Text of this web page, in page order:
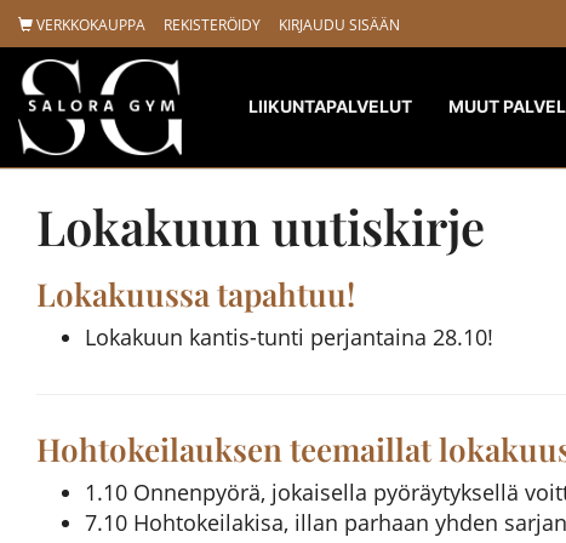
VERKKOKAUPPA REKISTERÖIDY KIRJAUDU SISÄÄN
LIIKUNTAPALVELUT MUUT
Lokakuun uutiskirje
Lokakuussa tapahtuu!
Lokakuun kantis-tunti perjantaina 28.10!
Hohtokeilauksen teemaillat
1.10 Onnenpyörä, jokaisella pyöräytyksellä
7.10 Hohtokeilakisa, illan parhaan yhden